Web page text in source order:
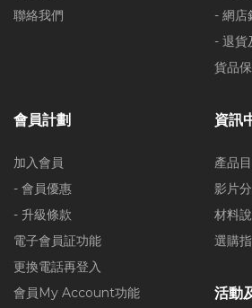
聯絡我們
- 網店
- 退貨
貨品
會員計劃
加入會員
- 會員優惠
- 升級條款
電子會員証功能
更換電話再登入
會員My Account功能
資訊
產品
影片
材料
選購
活動